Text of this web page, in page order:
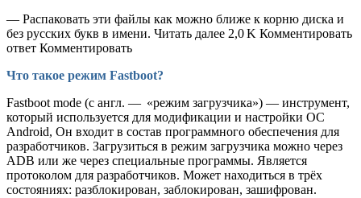
— Распаковать эти файлы как можно ближе к корню диска и
без русских букв в имени. Читать далее 2,0 K Комментировать
ответ Комментировать
Что такое режим Fastboot?
Fastboot mode (с англ. — «режим загрузчика») — инструмент,
который используется для модификации и настройки ОС
Android, Он входит в состав программного обеспечения для
разработчиков. Загрузиться в режим загрузчика можно через
ADB или же через специальные программы. Является
протоколом для разработчиков. Может находиться в трёх
состояниях: разблокирован, заблокирован, зашифрован.